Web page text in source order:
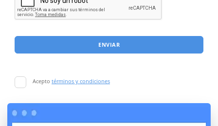
ENVIAR
Acepto términos y condiciones